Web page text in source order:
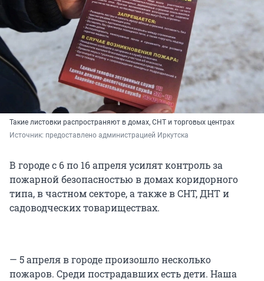
Такие листовки распространяют в домах, СНТ и торговых центрах
Источник: предоставлено администрацией Иркутска
В городе с 6 по 16 апреля усилят контроль за
пожарной безопасностью в домах коридорного
типа, в частном секторе, а также в СНТ, ДНТ и
садоводческих товариществах.
— 5 апреля в городе произошло несколько
пожаров. Среди пострадавших есть дети. Наша